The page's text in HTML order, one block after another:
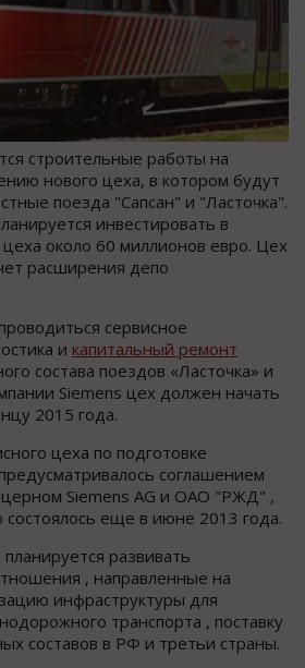
строительные работы на
нового цеха, в котором будут
поезда "Сапсан" и "Ласточка".
инвестировать в
цеха около 60 миллионов евро. Цех
расширения депо
сервисное
и капитальный ремонт
состава поездов «Ласточка» и
Siemens цех должен начать
2015 года.
цеха по подготовке
соглашением
Siemens AG и ОАО "РЖД" ,
состоялось еще в июне 2013 года.
развивать
, направленные на
инфраструктуры для
транспорта , поставку
составов в РФ и третьи страны.